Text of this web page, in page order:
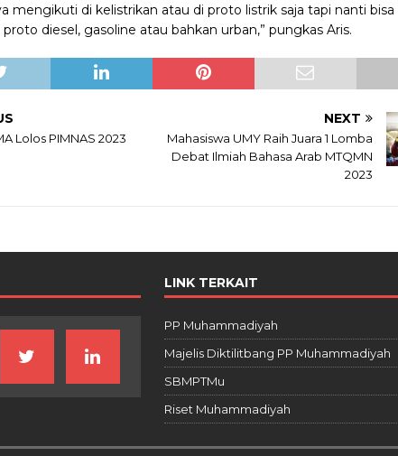
mengikuti di kelistrikan atau di proto listrik saja tapi nanti bisa
diesel, gasoline atau bahkan urban,” pungkas Aris.
Lolos PIMNAS 2023
NEXT
Mahasiswa UMY Raih Juara 1 Lomba
Debat Ilmiah Bahasa Arab MTQMN
2023
LINK TERKAIT
PP Muhammadiyah
Majelis Diktilitbang PP Muhammadiyah
SBMPTMu
Riset Muhammadiyah